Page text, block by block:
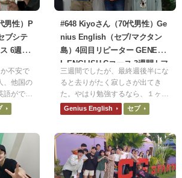
男性）P
ブシテ
6週間
不安で
、他国の
語ができ
るので
の日本
心でし
#648 Kiyoさん（70代男性）Ge
nius English（セブ/マクタン
島）4回目リピーター GENERA
L ENGLISH Cコース 3週間 | フ
ィリピン留学
三週間でしたが、最終週後半にな
ると去りがたく寂しさが出てき
た。やはり勉強するなら、１ヶ月
は最低必要だと思います。卒業パ
ーティーは歌ありダンスありで驚
が多く、次の週はアラブ人が多
く、中国人、台湾人などがいて、
興味深く面白い。
Genius English セブ